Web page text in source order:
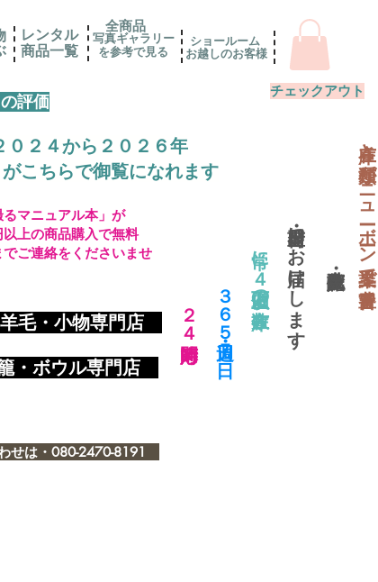
レンタル
​商品一覧
写真ギャラリー
を参考で見る
全商品
評価
０２４から２０２６年
トがこちらで御覧になれます
毛・小物専門店
・ボウル専門店
せは・080-2470-8191
ショールーム
お越しのお客様
チェックアウト
​２４時間対応 ​３６５日・週７日
常に４万個以上の在庫数 当日出荷・翌日にお届けします
​在庫と種類がニューボーン業界で一番豊富
マニュアル本」が
上の商品購入で無料
ご連絡をくださいませ